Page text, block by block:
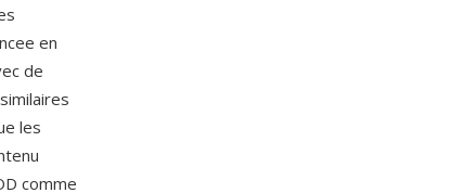
en
de
les
comme